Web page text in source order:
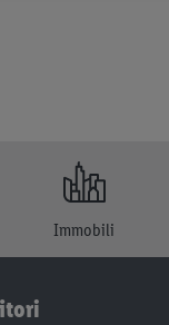
Immobili